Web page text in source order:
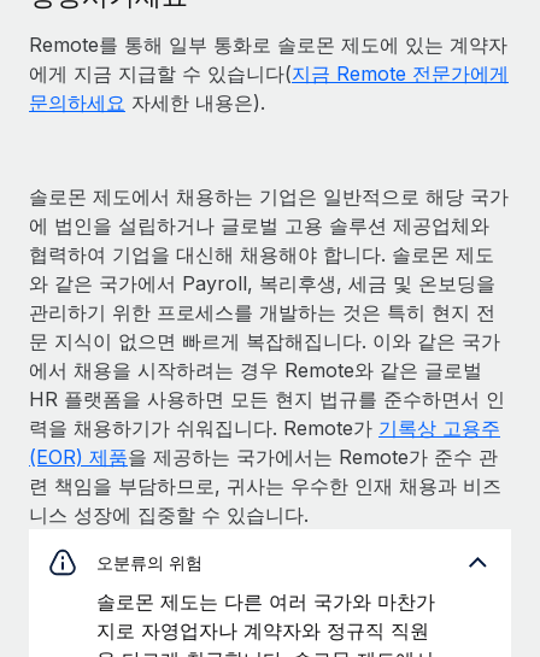
Remote를 통해 일부 통화로 솔로몬 제도에 있는 계약자
에게 지금 지급할 수 있습니다(지금 Remote 전문가에게
문의하세요 자세한 내용은).
솔로몬 제도에서 채용하는 기업은 일반적으로 해당 국가
에 법인을 설립하거나 글로벌 고용 솔루션 제공업체와
협력하여 기업을 대신해 채용해야 합니다. 솔로몬 제도
와 같은 국가에서 Payroll, 복리후생, 세금 및 온보딩을
관리하기 위한 프로세스를 개발하는 것은 특히 현지 전
문 지식이 없으면 빠르게 복잡해집니다. 이와 같은 국가
에서 채용을 시작하려는 경우 Remote와 같은 글로벌
HR 플랫폼을 사용하면 모든 현지 법규를 준수하면서 인
력을 채용하기가 쉬워집니다. Remote가 기록상 고용주
(EOR) 제품을 제공하는 국가에서는 Remote가 준수 관
련 책임을 부담하므로, 귀사는 우수한 인재 채용과 비즈
니스 성장에 집중할 수 있습니다.
오분류의 위험
솔로몬 제도는 다른 여러 국가와 마찬가
지로 자영업자나 계약자와 정규직 직원